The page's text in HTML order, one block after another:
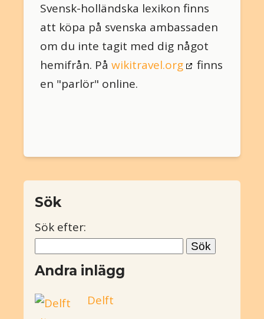
Svensk-holländska lexikon finns
att köpa på svenska ambassaden
om du inte tagit med dig något
hemifrån. På wikitravel.org
finns
en "parlör" online.
Sök
Sök efter:
Andra inlägg
Delft